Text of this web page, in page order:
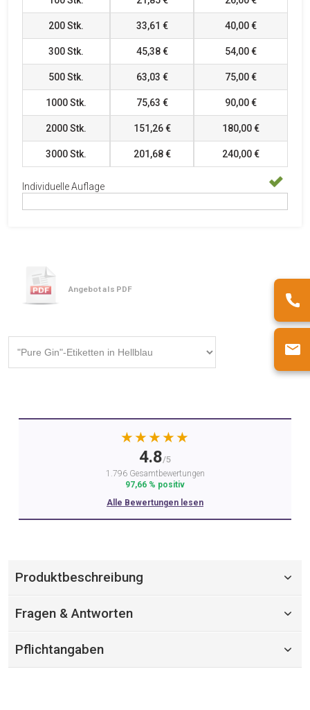
200Stk. 33,61 € 40,00 €
300Stk. 45,38 € 54,00 €
500Stk. 63,03 € 75,00 €
1000Stk. 75,63 € 90,00 €
2000Stk. 151,26 € 180,00 €
3000Stk. 201,68 € 240,00 €
Individuelle Auflage
Angebot als PDF
★★★★★
4.8/5
1.796 Gesamtbewertungen
97,66 % positiv
Alle Bewertungen lesen
Produktbeschreibung
Fragen & Antworten
Pflichtangaben